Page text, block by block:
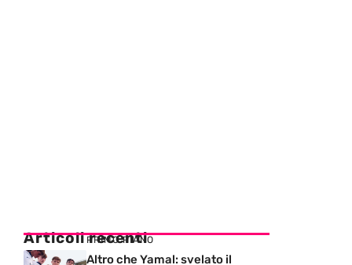
Articoli recenti
PRIMO PIANO
Altro che Yamal: svelato il